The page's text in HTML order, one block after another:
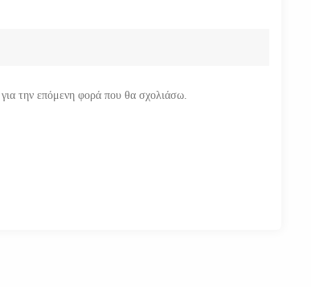
την επόμενη φορά που θα σχολιάσω.